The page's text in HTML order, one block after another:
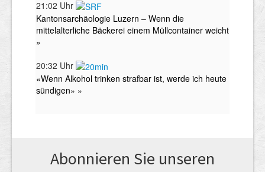
Abonnieren Sie unseren